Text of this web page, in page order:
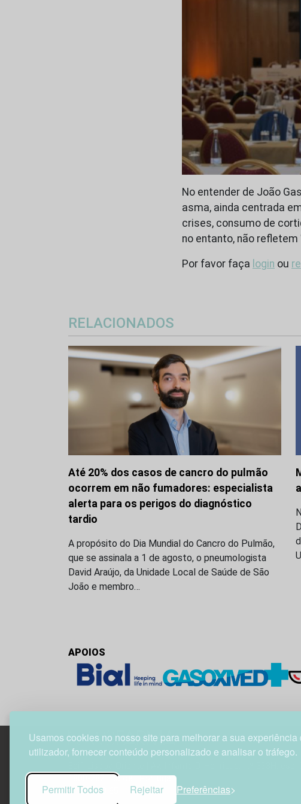
Usamos cookies no nosso site para melhorar a sua experiência
utilizador, fornecer conteúdo personalizado e analisar o tráfego.
Permitir Todos Rejeitar Preferências
No entender de João
asma, ainda centrada
crises, consumo de
no entanto, não
Por favor faça login ou
RELACIONADOS
Até 20% dos casos de cancro do pulmão
ocorrem em não fumadores: especialista
alerta para os perigos do diagnóstico
tardio
A propósito do Dia Mundial do Cancro do Pulmão,
que se assinala a 1 de agosto, o pneumologista
David Araújo, da Unidade Local de Saúde de São
João e membro…
APOIOS
1800-282 Lisboa | Portugal
21 850 40 65